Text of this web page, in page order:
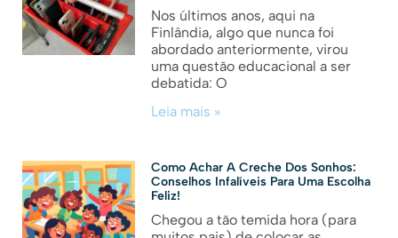
Nos últimos anos, aqui na
Finlândia, algo que nunca foi
abordado anteriormente, virou
uma questão educacional a ser
debatida: O
Leia mais »
Como Achar A Creche Dos Sonhos:
Conselhos Infalíveis Para Uma Escolha
Feliz!
Chegou a tão temida hora (para